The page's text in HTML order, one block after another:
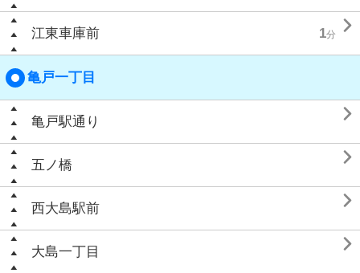
江東車庫前 1分 
亀戸一丁目
亀戸駅通り 
五ノ橋 
西大島駅前 
大島一丁目 